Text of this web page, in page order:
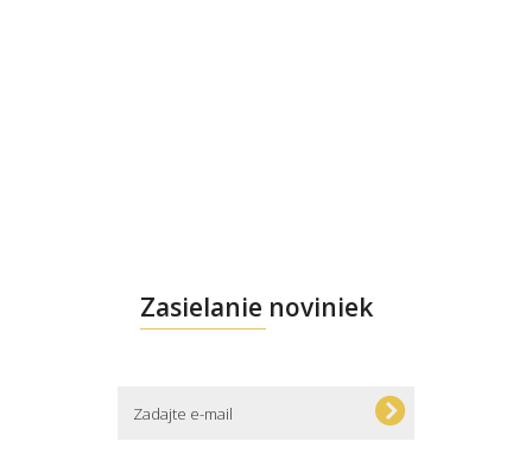
Zasielanie noviniek